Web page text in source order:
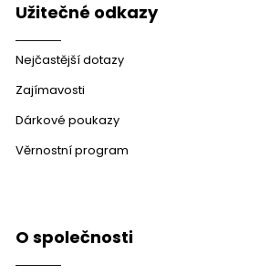
Užitečné odkazy
Nejčastější dotazy
Zajímavosti
Dárkové poukazy
Věrnostní program
O společnosti